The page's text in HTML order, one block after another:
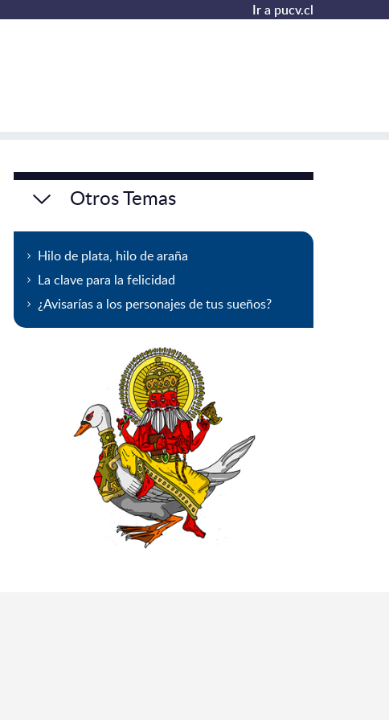
Ir a pucv.cl
Otros Temas
Hilo de plata, hilo de araña
La clave para la felicidad
¿Avisarías a los personajes de tus sueños?